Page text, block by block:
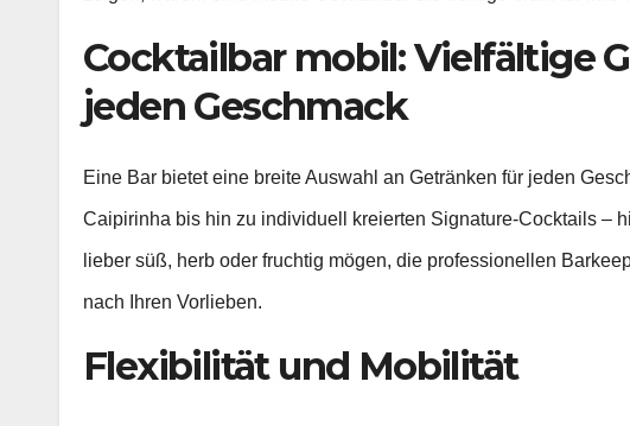
Cocktailbar mobil: Vielfältige
jeden Geschmack
Eine Bar bietet eine breite Auswahl an Getränken für jeden
Caipirinha bis hin zu individuell kreierten Signature-Cocktails –
lieber süß, herb oder fruchtig mögen, die professionellen
nach Ihren Vorlieben.
Flexibilität und Mobilität